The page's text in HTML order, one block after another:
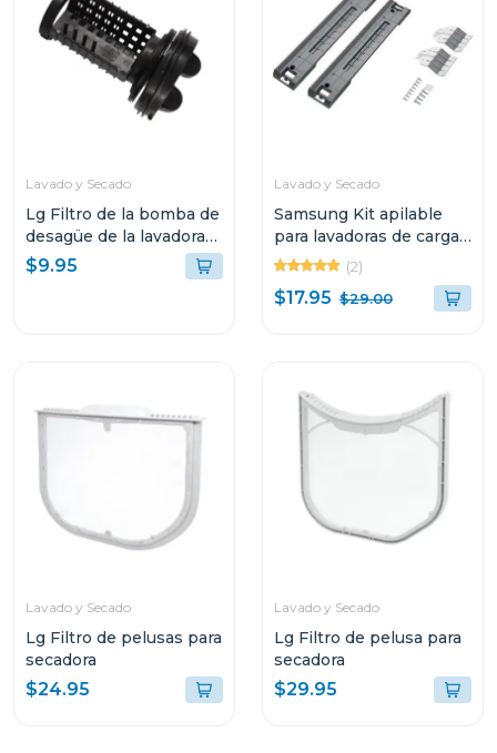
Lavado y Secado
Lg Filtro de la bomba de
desagüe de la lavadora
de carga frontal
$9.95
Lavado y Secado
Samsung Kit apilable
para lavadoras de carga
frontal de 27" de ancho
(2)
$17.95 $29.00
Lavado y Secado
Lg Filtro de pelusas para
secadora
$24.95
Lavado y Secado
Lg Filtro de pelusa para
secadora
$29.95